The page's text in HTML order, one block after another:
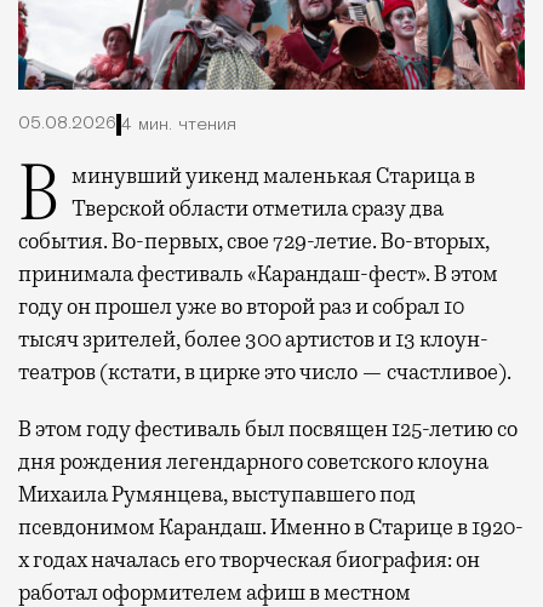
05.08.2026 4 мин. чтения
В минувший уикенд маленькая Старица в Тверской области отметила сразу два
события. Во-первых, свое 729-летие. Во-вторых,
принимала фестиваль «Карандаш-фест». В этом
году он прошел уже во второй раз и собрал 10
тысяч зрителей, более 300 артистов и 13 клоун-
театров (кстати, в цирке это число — счастливое).
В этом году фестиваль был посвящен 125-летию со
дня рождения легендарного советского клоуна
Михаила Румянцева, выступавшего под
псевдонимом Карандаш. Именно в Старице в 1920-
х годах началась его творческая биография: он
работал оформителем афиш в местном